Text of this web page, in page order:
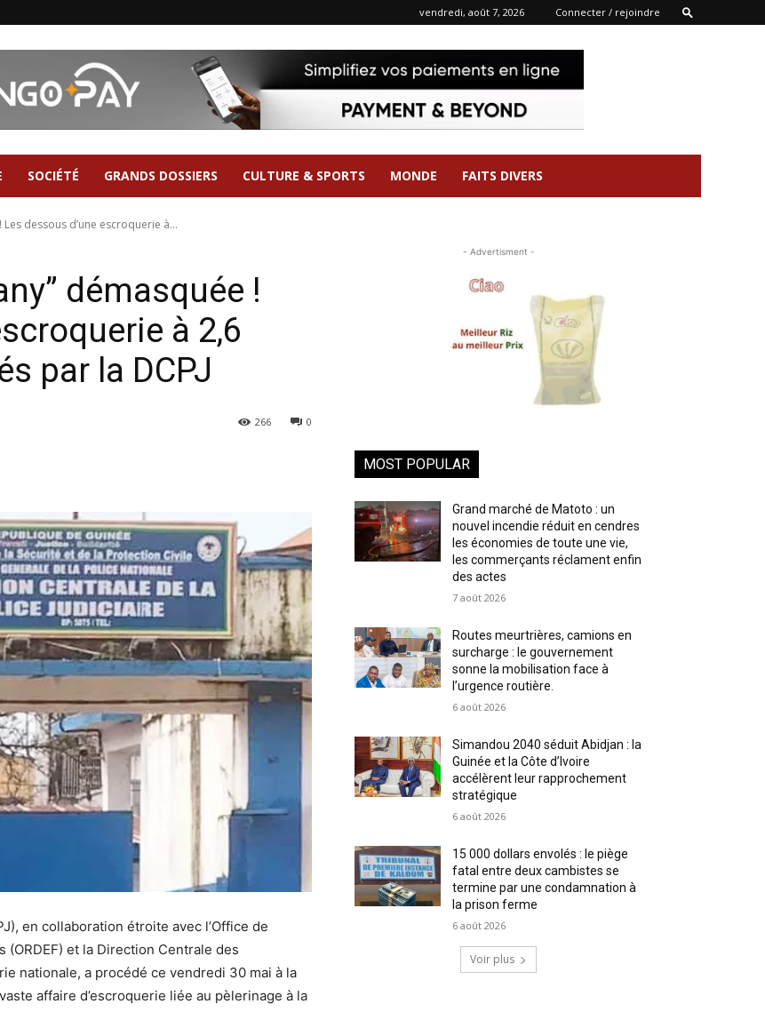
vendredi, août 7, 2026 Connecter / rejoindre
SOCIÉTÉ GRANDS DOSSIERS CULTURE & SPORTS MONDE FAITS DIVERS
dessous d’une escroquerie à...
démasquée !
à 2,6
par la DCPJ
0
266
en collaboration étroite avec l’Office de
et la Direction Centrale des
nationale, a procédé ce vendredi 30 mai à la
affaire d’escroquerie liée au pèlerinage à la
- Advertisment -
MOST POPULAR
Grand marché de Matoto : un
nouvel incendie réduit en cendres
les économies de toute une vie,
les commerçants réclament enfin
des actes
7 août 2026
Routes meurtrières, camions en
surcharge : le gouvernement
sonne la mobilisation face à
l’urgence routière.
6 août 2026
Simandou 2040 séduit Abidjan : la
Guinée et la Côte d’Ivoire
accélèrent leur rapprochement
stratégique
6 août 2026
15 000 dollars envolés : le piège
fatal entre deux cambistes se
termine par une condamnation à
la prison ferme
6 août 2026
Voir plus